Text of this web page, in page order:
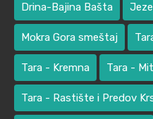
Drina-Bajina Bašta
Mokra Gora smeštaj
Tara - Kremna Tara -
Tara - Rastište i Predov